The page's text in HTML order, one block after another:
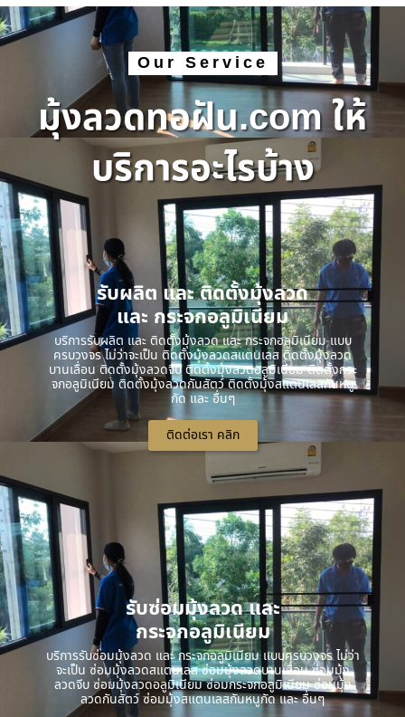
Our Service
มุ้งลวดทอฝัน.com ให้
บริการอะไรบ้าง
รับผลิต และ ติดตั้งมุ้งลวด
และ กระจกอลูมิเนียม
บริการรับผลิต และ ติดตั้งมุ้งลวด และ กระจกอลูมิเนียม แบบ
ครบวงจร ไม่ว่าจะเป็น ติดตั้งมุ้งลวดสแตนเลส ติดตั้งมุ้งลวด
บานเลื่อน ติดตั้งมุ้งลวดจีบ ติดตั้งมุ้งลวดอลูมิเนียม ติดตั้งกระ
จกอลูมิเนียม ติดตั้งมุ้งลวดกันสัตว์ ติดตั้งมุ้งสแตนเลสกันหนู
กัด และ อื่นๆ
ติดต่อเรา คลิก
รับซ่อมมุ้งลวด และ
กระจกอลูมิเนียม
บริการรับซ่อมมุ้งลวด และ กระจกอลูมิเนียม แบบครบวงจร ไม่ว่า
จะเป็น ซ่อมมุ้งลวดสแตนเลส ซ่อมมุ้งลวดบานเลื่อน ซ่อมมุ้ง
ลวดจีบ ซ่อมมุ้งลวดอลูมิเนียม ซ่อมกระจกอลูมิเนียม ซ่อมมุ้ง
ลวดกันสัตว์ ซ่อมมุ้งสแตนเลสกันหนูกัด และ อื่นๆ